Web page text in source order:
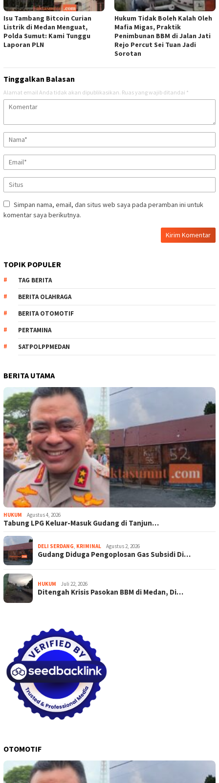
Isu Tambang Bitcoin Curian
Listrik di Medan Menguat,
Polda Sumut: Kami Tunggu
Laporan PLN
Hukum Tidak Boleh Kalah Oleh
Mafia Migas, Praktik
Penimbunan BBM di Jalan Jati
Rejo Percut Sei Tuan Jadi
Sorotan
Tinggalkan Balasan
Alamat email Anda tidak akan dipublikasikan. Ruas yang wajib ditandai *
Simpan nama, email, dan situs web saya pada peramban ini untuk
komentar saya berikutnya.
TOPIK POPULER
TAG BERITA
BERITA OLAHRAGA
BERITA OTOMOTIF
PERTAMINA
SATPOLPPMEDAN
BERITA UTAMA
HUKUM Agustus 4, 2026
Tabung LPG Keluar-Masuk Gudang di Tanjun…
DELI SERDANG, KRIMINAL Agustus 2, 2026
Gudang Diduga Pengoplosan Gas Subsidi Di…
HUKUM Juli 22, 2026
Ditengah Krisis Pasokan BBM di Medan, Di…
OTOMOTIF